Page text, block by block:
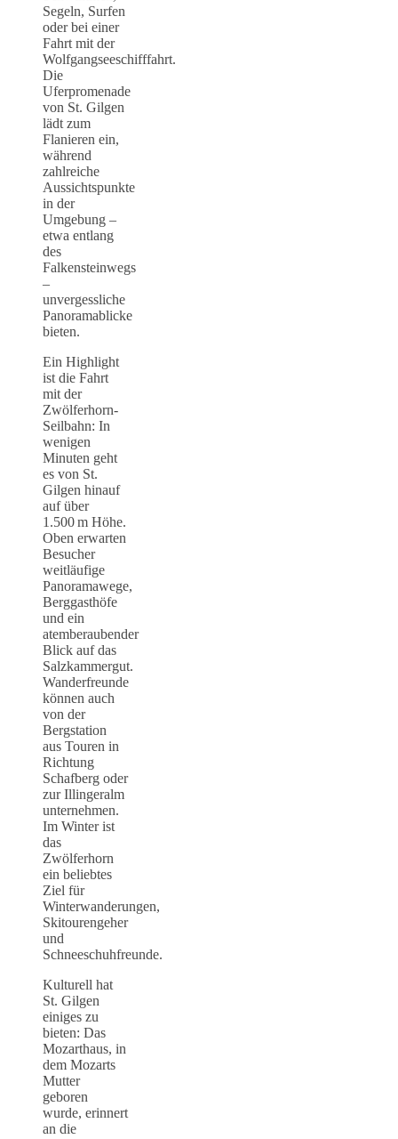
Segeln, Surfen
oder bei einer
Fahrt mit der
Wolfgangseeschifffahrt.
Die
Uferpromenade
von St. Gilgen
lädt zum
Flanieren ein,
während
zahlreiche
Aussichtspunkte
in der
Umgebung –
etwa entlang
des
Falkensteinwegs
–
unvergessliche
Panoramablicke
bieten.
Ein Highlight
ist die Fahrt
mit der
Zwölferhorn-
Seilbahn: In
wenigen
Minuten geht
es von St.
Gilgen hinauf
auf über
1.500 m Höhe.
Oben erwarten
Besucher
weitläufige
Panoramawege,
Berggasthöfe
und ein
atemberaubender
Blick auf das
Salzkammergut.
Wanderfreunde
können auch
von der
Bergstation
aus Touren in
Richtung
Schafberg oder
zur Illingeralm
unternehmen.
Im Winter ist
das
Zwölferhorn
ein beliebtes
Ziel für
Winterwanderungen,
Skitourengeher
und
Schneeschuhfreunde.
Kulturell hat
St. Gilgen
einiges zu
bieten: Das
Mozarthaus, in
dem Mozarts
Mutter
geboren
wurde, erinnert
an die